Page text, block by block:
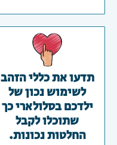
תדעו את כללי הזהב
לשימוש נכון של
ילדכם בסלולארי כך
שתוכלו לקבל
החלטות נכונות.